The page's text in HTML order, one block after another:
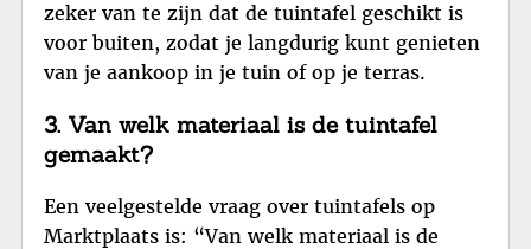
zeker van te zijn dat de tuintafel geschikt is
voor buiten, zodat je langdurig kunt genieten
van je aankoop in je tuin of op je terras.
3. Van welk materiaal is de tuintafel
gemaakt?
Een veelgestelde vraag over tuintafels op
Marktplaats is: “Van welk materiaal is de